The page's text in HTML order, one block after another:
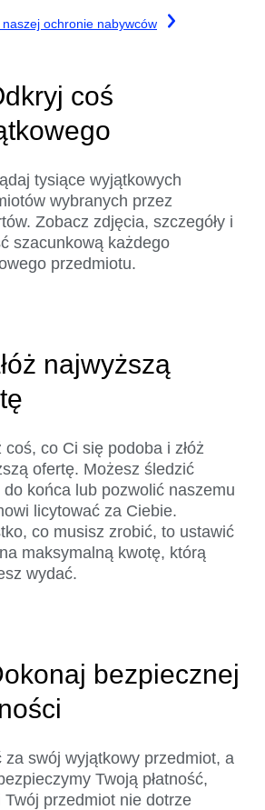
ochronie nabywców
coś
tysiące wyjątkowych
wybranych przez
Zobacz zdjęcia, szczegóły i
szacunkową każdego
przedmiotu.
najwyższą
coś, co Ci się podoba i złóż
ofertę. Możesz śledzić
do końca lub pozwolić naszemu
licytować za Ciebie.
co musisz zrobić, to ustawić
maksymalną kwotę, którą
wydać.
bezpiecznej
za swój wyjątkowy przedmiot, a
Twoją płatność,
Twój przedmiot nie dotrze